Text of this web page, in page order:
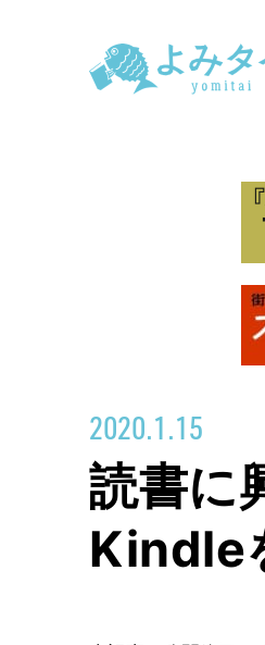
2020.1.15
読書に
Kindle